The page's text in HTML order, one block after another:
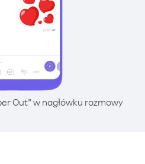
Out” w nagłówku rozmowy